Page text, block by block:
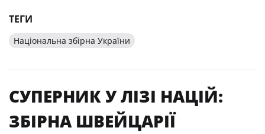
ТЕГИ
Національна збірна України
СУПЕРНИК У ЛІЗІ НАЦІЙ:
ЗБІРНА ШВЕЙЦАРІЇ